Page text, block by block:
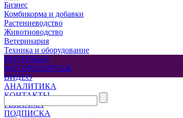
Бизнес
Комбикорма и добавки
Растениеводство
Животноводство
Ветеринария
Техника и оборудование
ИНТЕРВЬЮ
ФОТОРЕПОРТАЖ
ВИДЕО
АНАЛИТИКА
КОНТАКТЫ
РЕКЛАМА
ПОДПИСКА